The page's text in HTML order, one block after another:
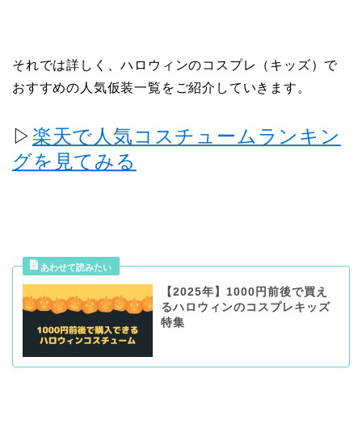
それでは詳しく、ハロウィンのコスプレ（キッズ）で
おすすめの人気仮装一覧をご紹介していきます。
▷ 楽天で人気コスチュームランキン
グを見てみる
【2025年】1000円前後で買え
るハロウィンのコスプレキッズ
特集